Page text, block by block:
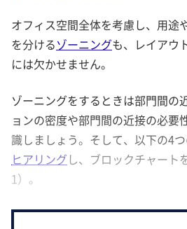
オフィス空間全体を考慮し、用途
を分けるゾーニングも、レイアウ
には欠かせません。
ゾーニングをするときは部門間の
ョンの密度や部門間の近接の必要
識しましょう。そして、以下の4
ヒアリング し、ブロックチャート
1）。